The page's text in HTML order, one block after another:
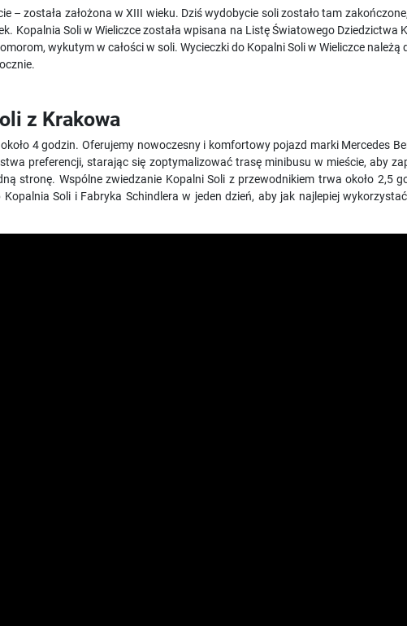
– została założona w XIII wieku. Dziś wydobycie soli zostało tam
Kopalnia Soli w Wieliczce została wpisana na Listę Światowego Dziedzictwa
wykutym w całości w soli. Wycieczki do Kopalni Soli w Wieliczce
z Krakowa
4 godzin. Oferujemy nowoczesny i komfortowy pojazd marki Mercedes
preferencji, starając się zoptymalizować trasę minibusu w mieście, aby
stronę. Wspólne zwiedzanie Kopalni Soli z przewodnikiem trwa około 2,5
Soli i Fabryka Schindlera w jeden dzień, aby jak najlepiej